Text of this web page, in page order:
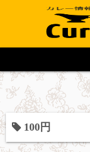
100円